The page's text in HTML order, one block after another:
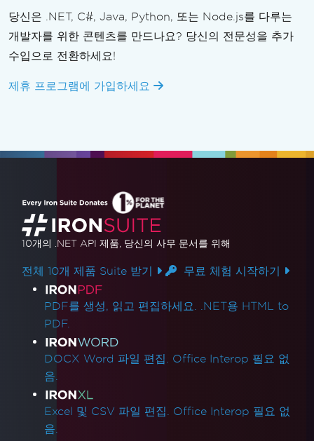
당신은 .NET, C#, Java, Python, 또는 Node.js를 다루는
개발자를 위한 콘텐츠를 만드나요? 당신의 전문성을 추가
수입으로 전환하세요!
제휴 프로그램에 가입하세요
10개의 .NET API 제품, 당신의 사무 문서를 위해
전체 10개 제품 Suite 받기 무료 체험 시작하기
제품 링크
PDF를 생성, 읽고 편집하세요. .NET용 HTML to
PDF.
DOCX Word 파일 편집. Office Interop 필요 없
음.
Excel 및 CSV 파일 편집. Office Interop 필요 없
음.